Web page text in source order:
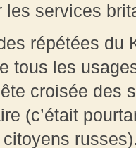
les services
répétées du
tous les
croisée des
(c’était